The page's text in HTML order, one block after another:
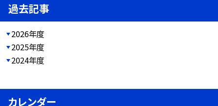
過去記事
2026年度
2025年度
2024年度
カレンダー